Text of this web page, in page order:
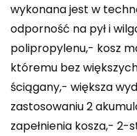
wykonana jest w
odporność na pył i
polipropylenu,- kosz
któremu bez
ściągany,- większa
zastosowaniu 2
zapełnienia kosza,-